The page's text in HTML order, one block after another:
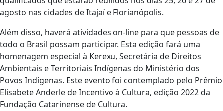
agosto nas cidades de Itajaí e Florianópolis.
Além disso, haverá atividades on-line para que pessoas de
todo o Brasil possam participar. Esta edição fará uma
homenagem especial à Kerexu, Secretária de Direitos
Ambientais e Territoriais Indígenas do Ministério dos
Povos Indígenas. Este evento foi contemplado pelo Prêmio
Elisabete Anderle de Incentivo à Cultura, edição 2022 da
Fundação Catarinense de Cultura.